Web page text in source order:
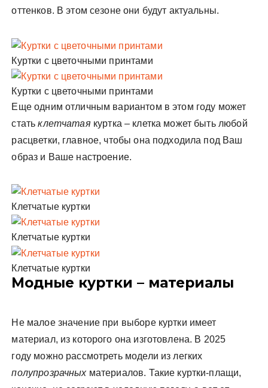
оттенков. В этом сезоне они будут актуальны.
Куртки с цветочными принтами
Куртки с цветочными принтами
Еще одним отличным вариантом в этом году может
статьклетчатаякуртка – клетка может быть любой
расцветки, главное, чтобы она подходила под Ваш
образ и Ваше настроение.
Клетчатые куртки
Клетчатые куртки
Клетчатые куртки
Модные куртки – материалы
Не малое значение при выборе куртки имеет
материал, из которого она изготовлена. В 2025
году можно рассмотреть модели из легких
полупрозрачныхматериалов. Такие куртки-плащи,